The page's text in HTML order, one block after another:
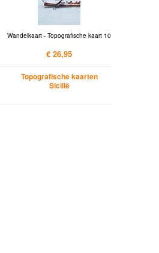
Wandelkaart - Topografische kaart 10
€ 26,95
Topografische kaarten
Sicilië